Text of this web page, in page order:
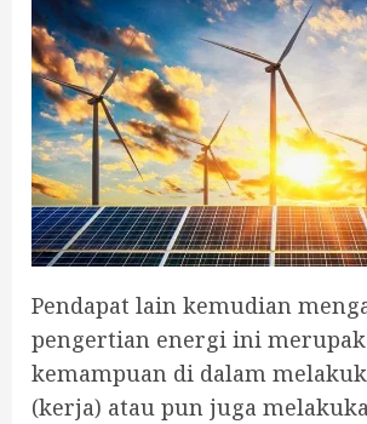
Pendapat lain kemudian
pengertian energi ini
kemampuan di dalam
(kerja) atau pun juga